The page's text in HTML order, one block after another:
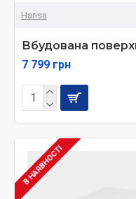
Hansa
Вбудована
7 799 грн
В НАЯВНОСТІ